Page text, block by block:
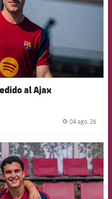
al Ajax
04 ago. 26
FCB Barcelona badge